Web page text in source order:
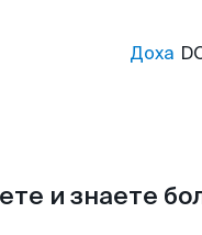
Доха
и знаете